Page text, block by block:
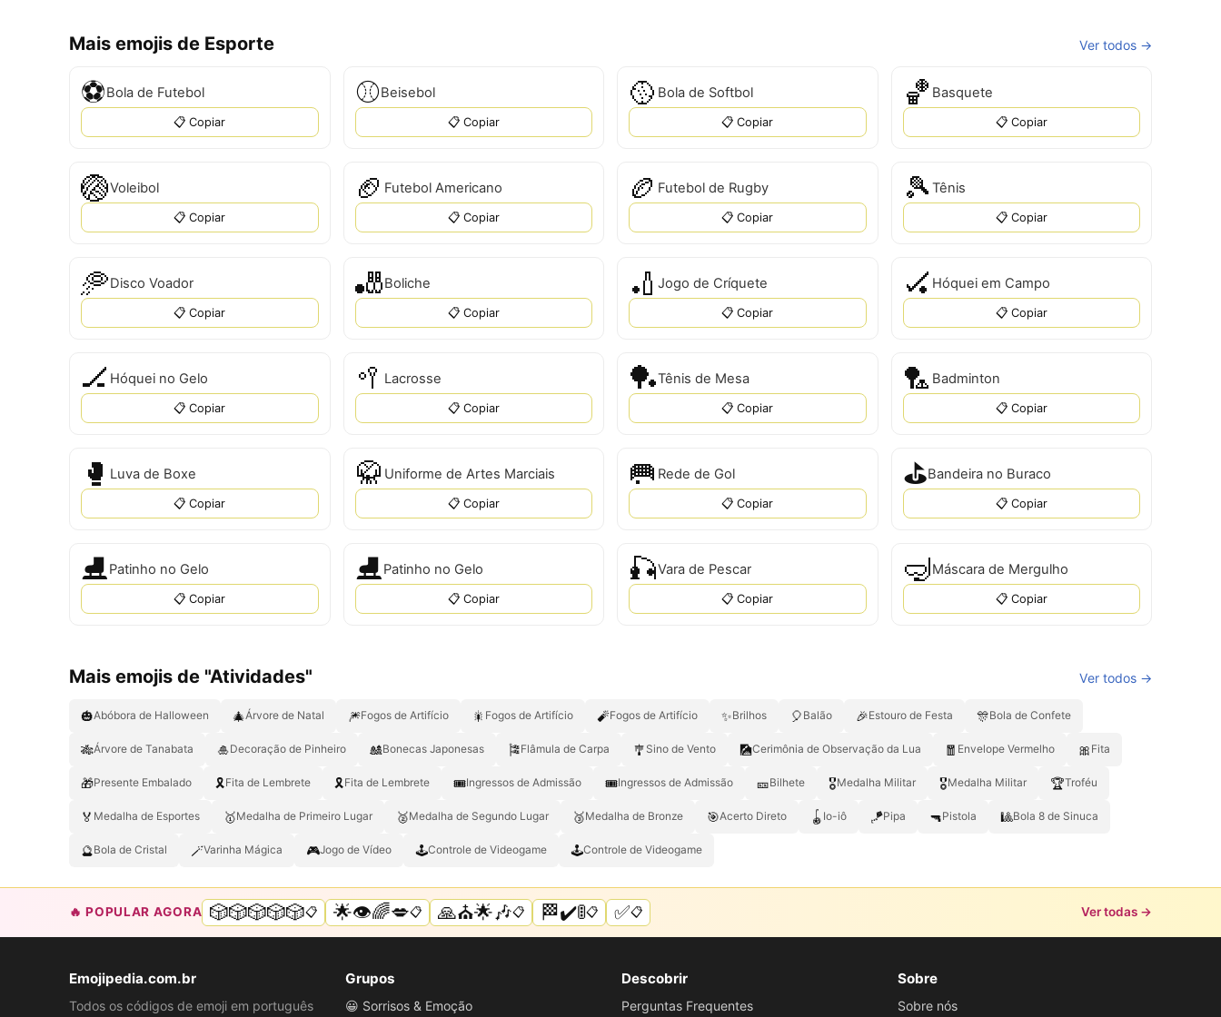
Mais emojis de Esporte Ver todos →
⚽Bola de Futebol
📋 Copiar
⚾Beisebol
📋 Copiar
🥎 Bola de Softbol
📋 Copiar
🏀 Basquete
📋 Copiar
🏐Voleibol
📋 Copiar
🏈 Futebol Americano
📋 Copiar
🏉 Futebol de Rugby
📋 Copiar
🎾 Tênis
📋 Copiar
🥏Disco Voador
📋 Copiar
🎳Boliche
📋 Copiar
🏏 Jogo de Críquete
📋 Copiar
🏑 Hóquei em Campo
📋 Copiar
🏒 Hóquei no Gelo
📋 Copiar
🥍 Lacrosse
📋 Copiar
🏓Tênis de Mesa
📋 Copiar
🏸 Badminton
📋 Copiar
🥊 Luva de Boxe
📋 Copiar
🥋 Uniforme de Artes Marciais
📋 Copiar
🥅 Rede de Gol
📋 Copiar
⛳Bandeira no Buraco
📋 Copiar
⛸️Patinho no Gelo
📋 Copiar
⛸Patinho no Gelo
📋 Copiar
🎣Vara de Pescar
📋 Copiar
🤿Máscara de Mergulho
📋 Copiar
Mais emojis de "Atividades" Ver todos →
🎃Abóbora de Halloween 🎄Árvore de Natal 🎆Fogos de Artifício 🎇 Fogos de Artifício 🧨Fogos de Artifício ✨Brilhos 🎈 Balão 🎉Estouro de Festa 🎊Bola de Confete
🎋Árvore de Tanabata 🎍Decoração de Pinheiro 🎎Bonecas Japonesas 🎏Flâmula de Carpa 🎐 Sino de Vento 🎑Cerimônia de Observação da Lua 🧧 Envelope Vermelho 🎀 Fita
🎁Presente Embalado 🎗️Fita de Lembrete 🎗Fita de Lembrete 🎟️Ingressos de Admissão 🎟Ingressos de Admissão 🎫Bilhete 🎖️Medalha Militar 🎖Medalha Militar 🏆Troféu
🏅 Medalha de Esportes 🥇Medalha de Primeiro Lugar 🥈Medalha de Segundo Lugar 🥉Medalha de Bronze 🎯Acerto Direto 🪀 Io-iô 🪁Pipa 🔫Pistola 🎱Bola 8 de Sinuca
🔮Bola de Cristal 🪄Varinha Mágica 🎮Jogo de Vídeo 🕹️Controle de Videogame 🕹Controle de Videogame
🔥 POPULAR AGORA 🎲🎲🎲🎲🎲📋 🌟👁️🌈💋📋 🙏⛪🌟🎶📋 🏁✔️🚦📋 ✅📋 Ver todas →
Emojipedia.com.br
Todos os códigos de emoji em português
Grupos
😀 Sorrisos & Emoção
Descobrir
Perguntas Frequentes
Sobre
Sobre nós